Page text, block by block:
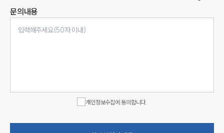
문의내용
개인정보수집에 동의합니다.